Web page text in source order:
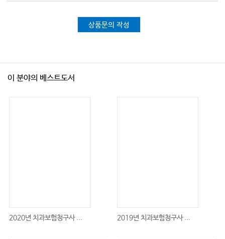
상품문의 작성
이 분야의 베스트도서
2020년 치과보험청구사 ... 2019년 치과보험청구사 ...